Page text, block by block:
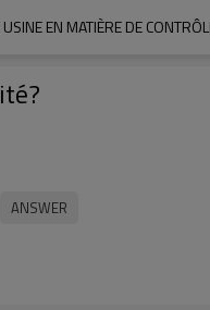
EN MATIÈRE DE